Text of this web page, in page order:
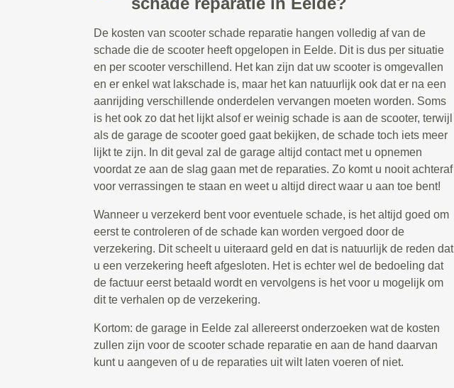
De kosten van scooter schade reparatie hangen volledig af van de
schade die de scooter heeft opgelopen in Eelde. Dit is dus per situatie
en per scooter verschillend. Het kan zijn dat uw scooter is omgevallen
en er enkel wat lakschade is, maar het kan natuurlijk ook dat er na een
aanrijding verschillende onderdelen vervangen moeten worden. Soms
is het ook zo dat het lijkt alsof er weinig schade is aan de scooter, terwijl
als de garage de scooter goed gaat bekijken, de schade toch iets meer
lijkt te zijn. In dit geval zal de garage altijd contact met u opnemen
voordat ze aan de slag gaan met de reparaties. Zo komt u nooit achteraf
voor verrassingen te staan en weet u altijd direct waar u aan toe bent!
Wanneer u verzekerd bent voor eventuele schade, is het altijd goed om
eerst te controleren of de schade kan worden vergoed door de
verzekering. Dit scheelt u uiteraard geld en dat is natuurlijk de reden dat
u een verzekering heeft afgesloten. Het is echter wel de bedoeling dat
de factuur eerst betaald wordt en vervolgens is het voor u mogelijk om
dit te verhalen op de verzekering.
Kortom: de garage in Eelde zal allereerst onderzoeken wat de kosten
zullen zijn voor de scooter schade reparatie en aan de hand daarvan
kunt u aangeven of u de reparaties uit wilt laten voeren of niet.